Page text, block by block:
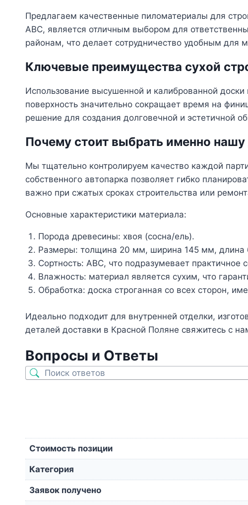
Предлагаем качественные пиломатериалы для
АВС, является отличным выбором для
районам, что делает сотрудничество удобным для
Ключевые преимущества сухой
Использование высушенной и калиброванной
поверхность значительно сокращает время на
решение для создания долговечной и эстетичной
Почему стоит выбрать именно
Мы тщательно контролируем качество каждой
собственного автопарка позволяет гибко
важно при сжатых сроках строительства или
Основные характеристики материала:
Порода древесины: хвоя (сосна/ель).
Размеры: толщина 20 мм, ширина 145 мм,
Сортность: АВС, что подразумевает практичное
Влажность: материал является сухим, что
Обработка: доска строганная со всех сторон,
Идеально подходит для внутренней отделки,
деталей доставки в Красной Поляне свяжитесь с
Вопросы и Ответы
Стоимость позиции
Категория
Заявок получено